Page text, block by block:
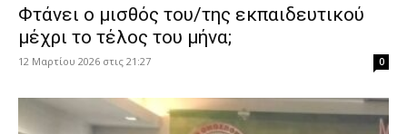
Φτάνει ο μισθός του/της εκπαιδευτικού
μέχρι το τέλος του μήνα;
12 Μαρτίου 2026 στις 21:27 0